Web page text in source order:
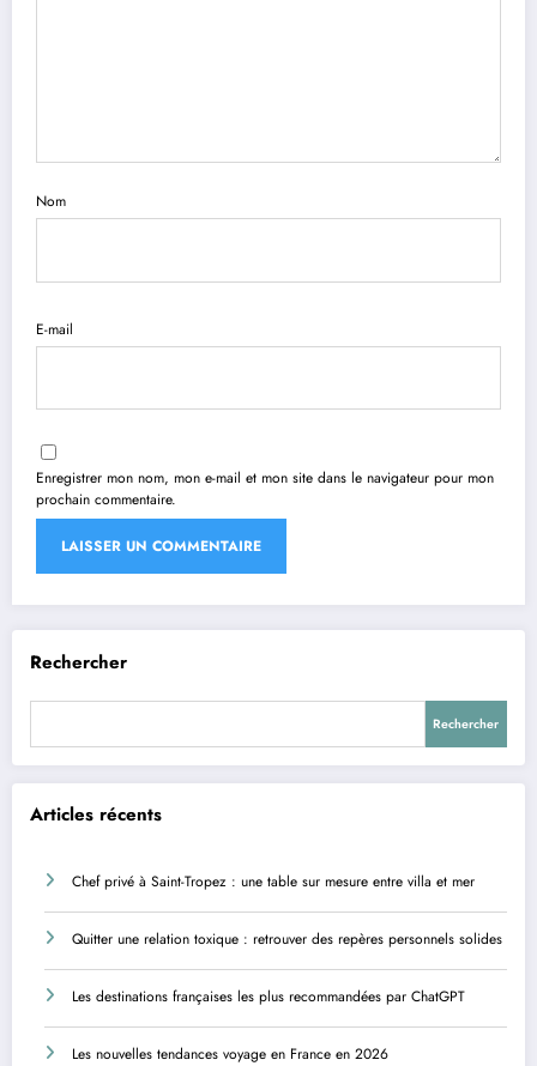
Nom
E-mail
Enregistrer mon nom, mon e-mail et mon site dans le navigateur pour mon
prochain commentaire.
Rechercher
Rechercher
Articles récents
Chef privé à Saint-Tropez : une table sur mesure entre villa et mer
Quitter une relation toxique : retrouver des repères personnels solides
Les destinations françaises les plus recommandées par ChatGPT
Les nouvelles tendances voyage en France en 2026